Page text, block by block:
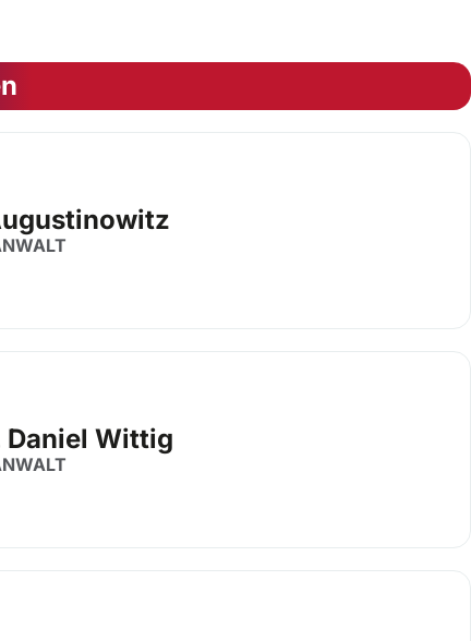
Daniel Wittig